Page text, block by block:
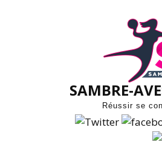
SAMBRE-
Réussir se